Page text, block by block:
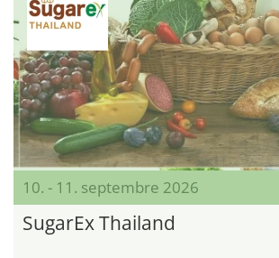
10. - 11. septembre 2026
SugarEx Thailand